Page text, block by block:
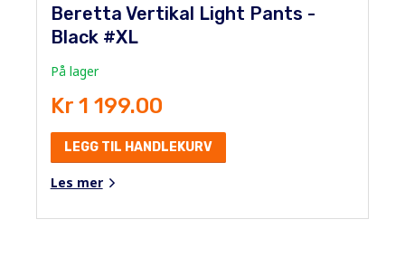
Beretta Vertikal Light Pants -
Black #XL
På lager
Kr 1 199.00
LEGG TIL HANDLEKURV
Les mer